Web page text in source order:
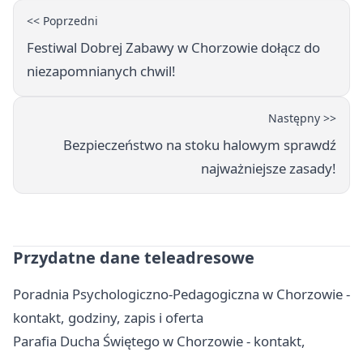
<< Poprzedni
Festiwal Dobrej Zabawy w Chorzowie dołącz do
niezapomnianych chwil!
Następny >>
Bezpieczeństwo na stoku halowym sprawdź
najważniejsze zasady!
Przydatne dane teleadresowe
Poradnia Psychologiczno-Pedagogiczna w Chorzowie -
kontakt, godziny, zapis i oferta
Parafia Ducha Świętego w Chorzowie - kontakt,